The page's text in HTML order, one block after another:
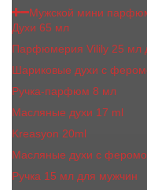
Мужской мини
Духи 65 мл
Парфюмерия Vilily 25 мл
Шариковые духи с
Ручка-парфюм 8 мл
Масляные духи 17 ml
Kreasyon 20ml
Масляные духи c
Ручка 15 мл для мужчин